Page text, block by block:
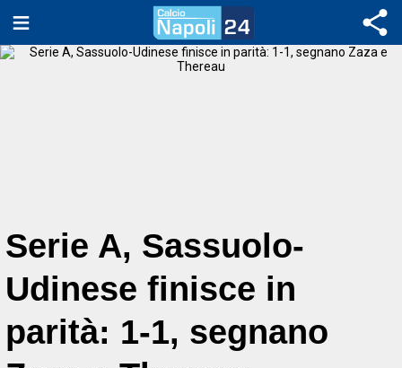
Serie A, Sassuolo-
Udinese finisce in
parità: 1-1, segnano